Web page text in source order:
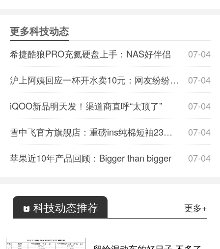
更多科技动态
07-04
希捷酷狼PRO充氦硬盘上手：NAS好伴侣
07-04
沪上阿姨回应一杯开水卖10元：网友纷纷表示理解
07-04
iQOO新品明天发！渠道商直呼“太顶了”
07-04
雪中飞官方旗舰店：重磅ins纯棉短袖23元/件发车
07-04
苹果近10年产品回顾：Bigger than bigger
科技动态推荐 更多+